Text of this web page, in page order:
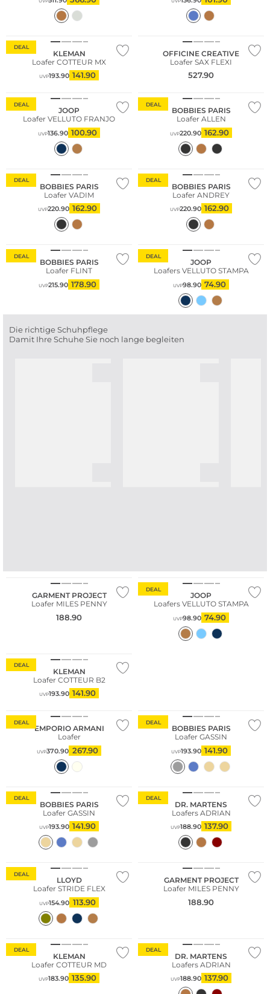
DEAL
KLEMAN
Loafer COTTEUR MX
UVP193.90 141.90
OFFICINE CREATIVE
Loafer SAX FLEXI
527.90
DEAL
JOOP
Loafer VELLUTO FRANJO
UVP136.90 100.90
DEAL
BOBBIES PARIS
Loafer ALLEN
UVP220.90 162.90
DEAL
BOBBIES PARIS
Loafer VADIM
UVP220.90 162.90
DEAL
BOBBIES PARIS
Loafer ANDREY
UVP220.90 162.90
DEAL
BOBBIES PARIS
Loafer FLINT
UVP215.90 178.90
DEAL
JOOP
Loafers VELLUTO STAMPA
UVP98.90 74.90
Die richtige Schuhpflege
Damit Ihre Schuhe Sie noch lange begleiten
GARMENT PROJECT
Loafer MILES PENNY
188.90
DEAL
JOOP
Loafers VELLUTO STAMPA
UVP98.90 74.90
DEAL
KLEMAN
Loafer COTTEUR B2
UVP193.90 141.90
DEAL
EMPORIO ARMANI
Loafer
UVP370.90 267.90
DEAL
BOBBIES PARIS
Loafer GASSIN
UVP193.90 141.90
DEAL
BOBBIES PARIS
Loafer GASSIN
UVP193.90 141.90
DEAL
DR. MARTENS
Loafers ADRIAN
UVP188.90 137.90
DEAL
LLOYD
Loafer STRIDE FLEX
UVP154.90 113.90
GARMENT PROJECT
Loafer MILES PENNY
188.90
DEAL
KLEMAN
Loafer COTTEUR MD
UVP183.90 135.90
DEAL
DR. MARTENS
Loafers ADRIAN
UVP188.90 137.90